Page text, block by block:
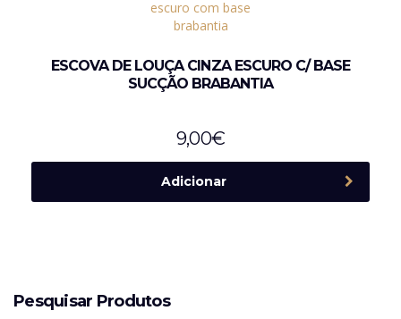
ESCOVA DE LOUÇA CINZA ESCURO C/ BASE
SUCÇÃO BRABANTIA
9,00€
Adicionar
Pesquisar Produtos